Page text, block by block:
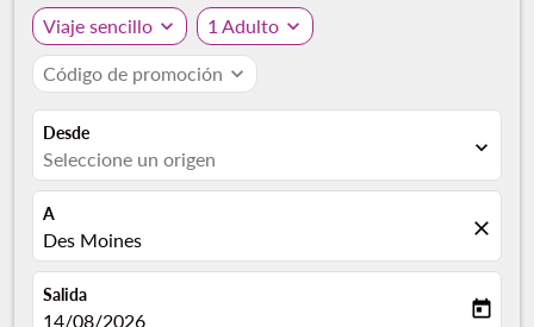
Viaje sencillo expand_more 1 Adulto expand_more
Código de promoción expand_more
Desde
Seleccione un origen expand_more
A
Des Moines close
Salida
fc-booking-departure-date-aria-label
14/08/2026 today